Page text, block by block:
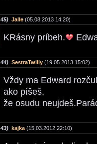
45) Jalle (05.08.2013 14:20)
KRásny príbeh.
44) SestraTwilly (19.05.2013 15:02)
Vždy ma Edward
ako píšeš,
že osudu
43) kajka(15.03.2012 22:10)